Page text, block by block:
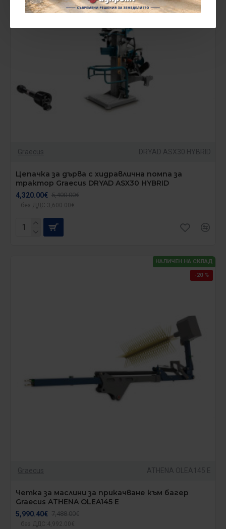
Graecus DRYAD ASX30 HYBRID
Цепачка за дърва с хидравлична помпа за
трактор Graecus DRYAD ASX30 HYBRID
4,320.00€ 5,400.00€
без ДДС:3,600.00€
НАЛИЧЕН НА СКЛАД
-20 %
Graecus ATHENA OLEA145 E
Четка за маслини за прикачване към багер
Graecus ATHENA OLEA145 E
5,990.40€ 7,488.00€
без ДДС:4,992.00€